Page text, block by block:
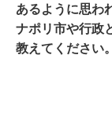
あるように思わ
ナポリ市や行政
教えてください。